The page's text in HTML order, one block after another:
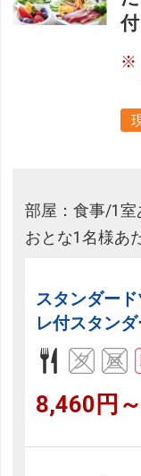
部屋：食事/1室
おとな1名様あ
スタンダー
レ付スタン
8,460円